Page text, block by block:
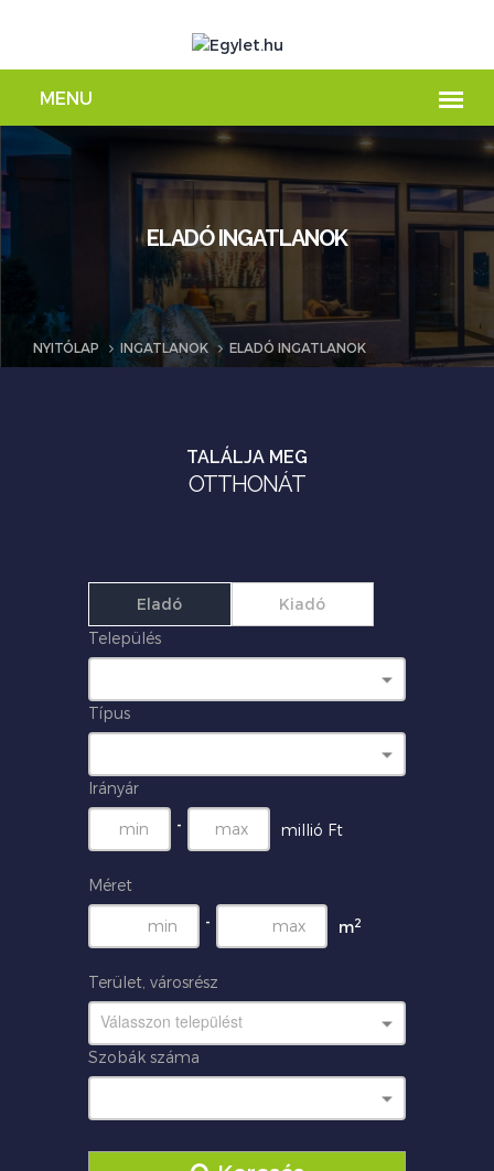
ELADÓ INGATLANOK
NYITÓLAP INGATLANOK ELADÓ INGATLANOK
TALÁLJA MEG
OTTHONÁT
Eladó
Kiadó
Település
Típus
Irányár
-
millió Ft
Méret
-
m2
Terület, városrész
Válasszon települést
Szobák száma